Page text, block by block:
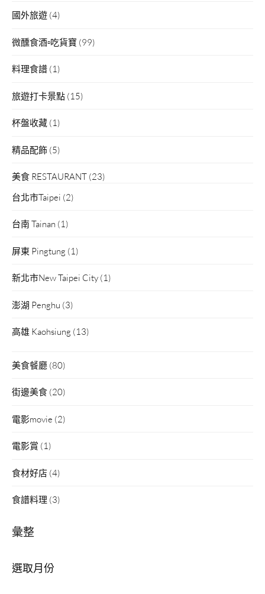
國外旅遊 (4)
微醺食酒▫吃貨寶 (99)
料理食譜 (1)
旅遊打卡景點 (15)
杯盤收藏 (1)
精品配飾 (5)
美食 RESTAURANT (23)
台北市Taipei (2)
台南 Tainan (1)
屏東 Pingtung (1)
新北市New Taipei City (1)
澎湖 Penghu (3)
高雄 Kaohsiung (13)
美食餐廳 (80)
街邊美食 (20)
電影movie (2)
電影賞 (1)
食材好店 (4)
食譜料理 (3)
彙整
整